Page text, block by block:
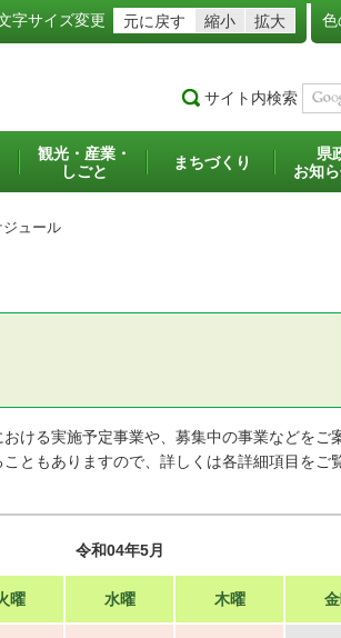
字サイズ変更 元に戻す 縮小 拡大 色
サイト内検索
観光・産業・
しごと
まちづくり
県
お知
ュール
ける実施予定事業や、募集中の事業などをご
ともありますので、詳しくは各詳細項目をご
令和04年5月
曜 水曜 木曜